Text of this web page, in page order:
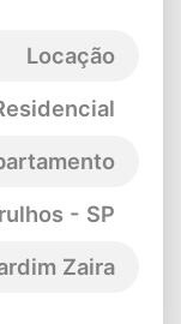
Locação
- SP
Zaira